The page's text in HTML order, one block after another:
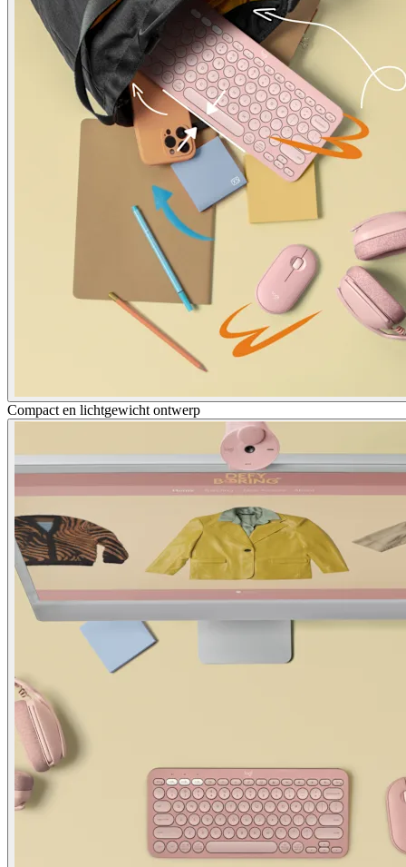
Compact en lichtgewicht ontwerp